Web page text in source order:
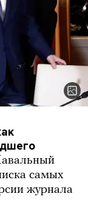
самых
журнала